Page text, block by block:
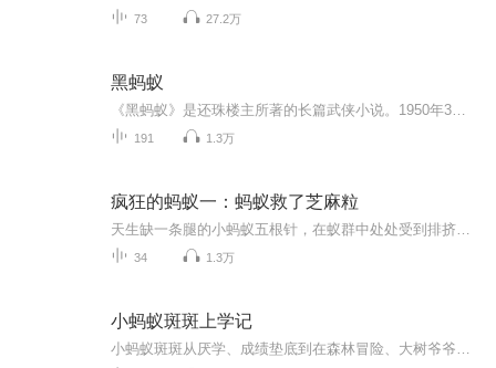
73 27.2万
黑蚂蚁
191 1.3万
疯狂的蚂蚁一：蚂蚁救了芝麻粒
34 1.3万
小蚂蚁斑斑上学记